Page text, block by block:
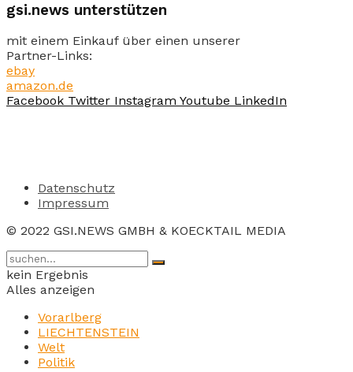
gsi.news unterstützen
mit einem Einkauf über einen unserer
Partner-Links:
ebay
amazon.de
Facebook Twitter Instagram Youtube LinkedIn
Datenschutz
Impressum
© 2022 GSI.NEWS GMBH & KOECKTAIL MEDIA
kein Ergebnis
Alles anzeigen
Vorarlberg
LIECHTENSTEIN
Welt
Politik